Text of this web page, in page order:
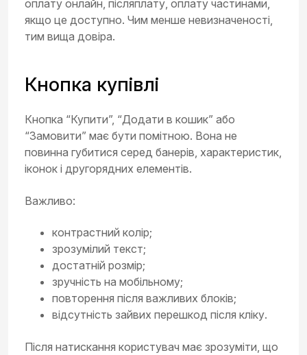
оплату онлайн, післяплату, оплату частинами,
якщо це доступно. Чим менше невизначеності,
тим вища довіра.
Кнопка купівлі
Кнопка “Купити”, “Додати в кошик” або
“Замовити” має бути помітною. Вона не
повинна губитися серед банерів, характеристик,
іконок і другорядних елементів.
Важливо:
контрастний колір;
зрозумілий текст;
достатній розмір;
зручність на мобільному;
повторення після важливих блоків;
відсутність зайвих перешкод після кліку.
Після натискання користувач має зрозуміти, що